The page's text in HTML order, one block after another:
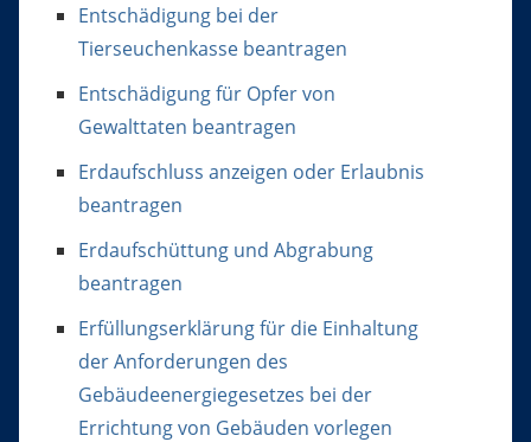
Entschädigung bei der
Tierseuchenkasse beantragen
Entschädigung für Opfer von
Gewalttaten beantragen
Erdaufschluss anzeigen oder Erlaubnis
beantragen
Erdaufschüttung und Abgrabung
beantragen
Erfüllungserklärung für die Einhaltung
der Anforderungen des
Gebäudeenergiegesetzes bei der
Errichtung von Gebäuden vorlegen